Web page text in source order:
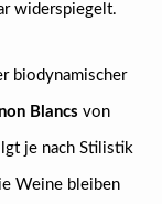
widerspiegelt.
biodynamischer
Blancs von
je nach Stilistik
Weine bleiben